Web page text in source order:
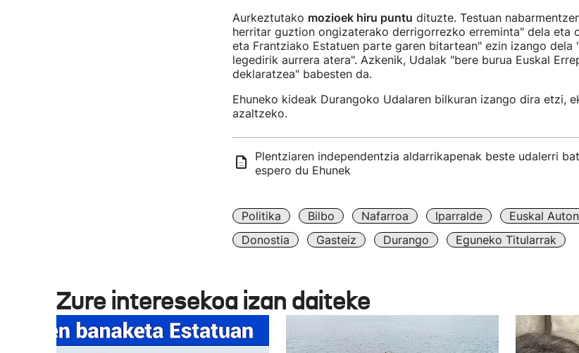
Aurkeztutako mozioek hiru puntu dituzte. Testuan
herritar guztion ongizaterako derrigorrezko erreminta" dela eta
eta Frantziako Estatuen parte garen bitartean" ezin izango dela
legedirik aurrera atera". Azkenik, Udalak "bere burua Euskal
deklaratzea" babesten da.
Ehuneko kideak Durangoko Udalaren bilkuran izango dira etzi,
azaltzeko.
Plentziaren independentzia aldarrikapenak beste udalerri
espero du Ehunek
Politika Bilbo Nafarroa Iparralde
Euskal
Donostia
Gasteiz Durango Eguneko Titularrak
Zure interesekoa izan daiteke